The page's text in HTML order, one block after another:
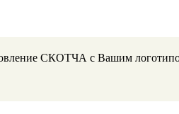
СКОТЧА с Вашим